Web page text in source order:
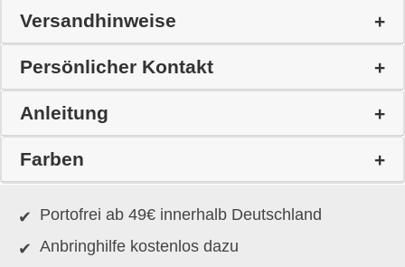
Versandhinweise
Persönlicher Kontakt
Anleitung
Farben
Portofrei ab 49€ innerhalb Deutschland
Anbringhilfe kostenlos dazu